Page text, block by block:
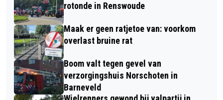
rotonde in Renswoude
Maak er geen ratjetoe van: voorkom
overlast bruine rat
Boom valt tegen gevel van
verzorgingshuis Norschoten in
Barneveld